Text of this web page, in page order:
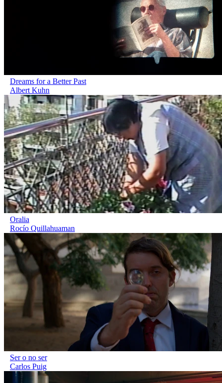
Dreams for a Better Past
Albert Kuhn
Oralia
Rocío Quillahuaman
Ser o no ser
Carlos Puig